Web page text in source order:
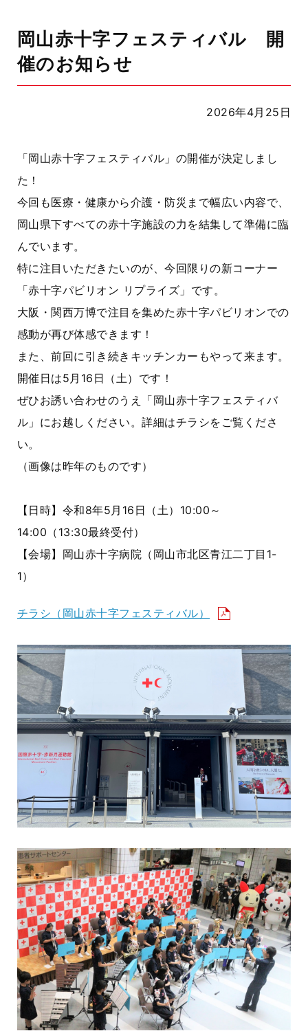
岡山赤十字フェスティバル 開
催のお知らせ
2026年4月25日
「岡山赤十字フェスティバル」の開催が決定しまし
た！
今回も医療・健康から介護・防災まで幅広い内容で、
岡山県下すべての赤十字施設の力を結集して準備に臨
んでいます。
特に注目いただきたいのが、今回限りの新コーナー
「赤十字パビリオン リプライズ」です。
大阪・関西万博で注目を集めた赤十字パビリオンでの
感動が再び体感できます！
また、前回に引き続きキッチンカーもやって来ます。
開催日は5月16日（土）です！
ぜひお誘い合わせのうえ「岡山赤十字フェスティバ
ル」にお越しください。詳細はチラシをご覧くださ
い。
（画像は昨年のものです）
【日時】令和8年5月16日（土）10:00～
14:00（13:30最終受付）
【会場】岡山赤十字病院（岡山市北区青江二丁目1-
1）
チラシ（岡山赤十字フェスティバル）